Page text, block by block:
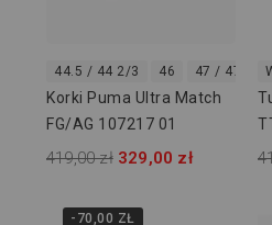
44.5 / 44 2/3 46 47 / 47 1/3
Korki Puma Ultra Match
FG/AG 107217 01
419,00 zł 329,00 zł
-70,00 ZŁ